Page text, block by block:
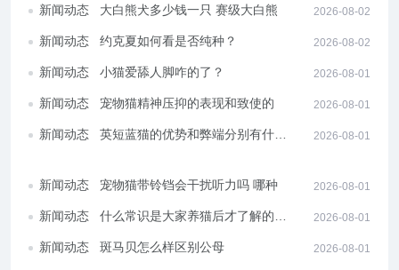
新闻动态
大白熊犬多少钱一只 赛级大白熊犬
2026-08-02
新闻动态 约克夏如何看是否纯种？ 2026-08-02
新闻动态 小猫爱舔人脚咋的了？ 2026-08-01
新闻动态
宠物猫精神压抑的表现和致使的疾
2026-08-01
新闻动态
英短蓝猫的优势和弊端分别有什
2026-08-01
新闻动态
宠物猫带铃铛会干扰听力吗 哪种猫
2026-08-01
新闻动态
什么常识是大家养猫后才了解的
2026-08-01
新闻动态 斑马贝怎么样区别公母 2026-08-01